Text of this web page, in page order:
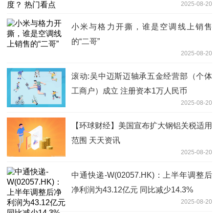
2025-08-20
小米与格力开撕，谁是空调线上销售
的“二哥”
2025-08-20
滚动:吴中迈斯迈轴承五金经营部（个体
工商户）成立 注册资本1万人民币
2025-08-20
【环球财经】美国宣布扩大钢铝关税适用
范围 天天资讯
2025-08-20
中通快递-W(02057.HK)：上半年调整后
净利润为43.12亿元 同比减少14.3%
2025-08-20